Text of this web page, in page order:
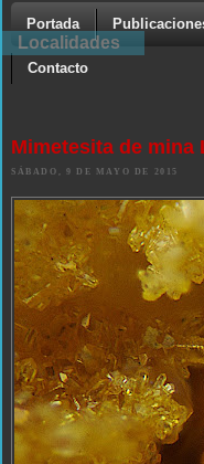
Portada
Contacto
Mimetesita de mina
SÁBADO, 9 DE MAYO DE 2015
Localidades